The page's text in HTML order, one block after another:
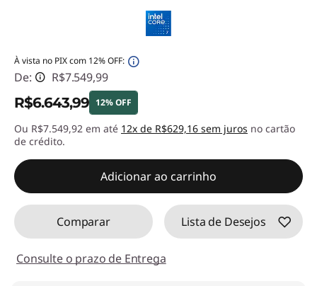
À vista no PIX com 12% OFF:
De: R$7.549,99
R$6.643,99 12% OFF
Economias instantâneas :-R$906,00
Ou R$7.549,92 em até 12x de R$629,16 sem juros no cartão
de crédito.
Adicionar ao carrinho
Comparar Lista de Desejos
Consulte o prazo de Entrega